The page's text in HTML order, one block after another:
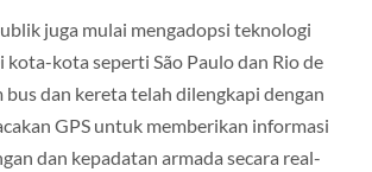
juga mulai mengadopsi teknologi
kota seperti São Paulo dan Rio de
bus dan kereta telah dilengkapi dengan
GPS untuk memberikan informasi
dan kepadatan armada secara real-